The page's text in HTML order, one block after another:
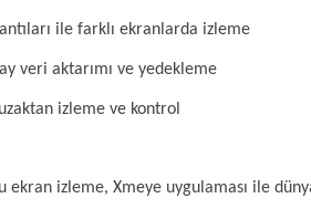
ile farklı ekranlarda izleme
veri aktarımı ve yedekleme
izleme ve kontrol
ekran izleme, Xmeye uygulaması ile